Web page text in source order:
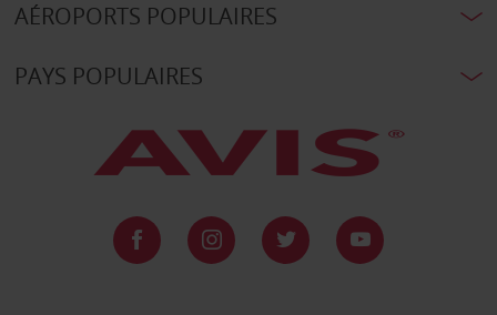
AÉROPORTS POPULAIRES
PAYS POPULAIRES